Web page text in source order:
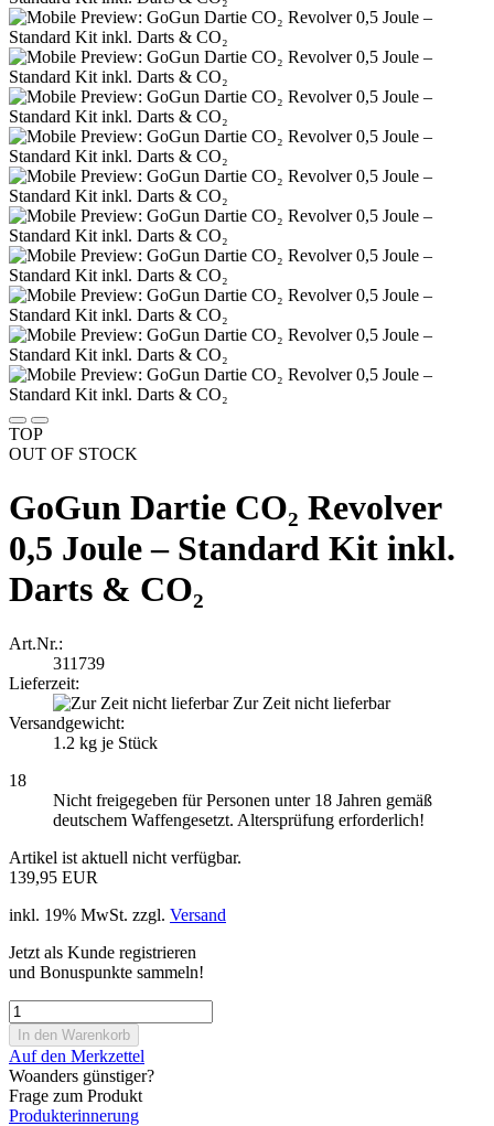
TOP
OUT OF STOCK
GoGun Dartie CO₂ Revolver
0,5 Joule – Standard Kit inkl.
Darts & CO₂
Art.Nr.:
311739
Lieferzeit:
Zur Zeit nicht lieferbar
Versandgewicht:
1.2 kg je Stück
18
Nicht freigegeben für Personen unter 18 Jahren gemäß
deutschem Waffengesetzt. Altersprüfung erforderlich!
Artikel ist aktuell nicht verfügbar.
139,95 EUR
inkl. 19% MwSt. zzgl. Versand
Jetzt als Kunde registrieren
und Bonuspunkte sammeln!
Auf den Merkzettel
Woanders günstiger?
Frage zum Produkt
Produkterinnerung